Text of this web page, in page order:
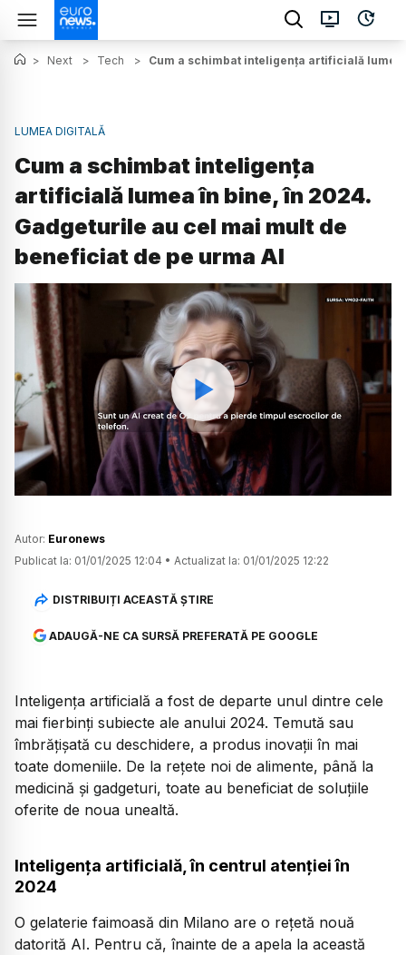
> Next > Tech > Cum a schimbat inteligența artificială
LUMEA DIGITALĂ
Cum a schimbat inteligența
artificială lumea în bine, în 2024.
Gadgeturile au cel mai mult de
beneficiat de pe urma AI
Watch
Autor: Euronews
Publicat la: 01/01/2025 12:04 • Actualizat la: 01/01/2025 12:22
DISTRIBUIȚI ACEASTĂ ȘTIRE
ADAUGĂ-NE CA SURSĂ PREFERATĂ PE GOOGLE
Inteligența artificială a fost de departe unul dintre cele
mai fierbinți subiecte ale anului 2024. Temută sau
îmbrățișată cu deschidere, a produs inovații în mai
toate domeniile. De la rețete noi de alimente, până la
medicină și gadgeturi, toate au beneficiat de soluțiile
oferite de noua unealtă.
Inteligența artificială, în centrul atenției în
2024
O gelaterie faimoasă din Milano are o rețetă nouă
datorită AI. Pentru că, înainte de a apela la această